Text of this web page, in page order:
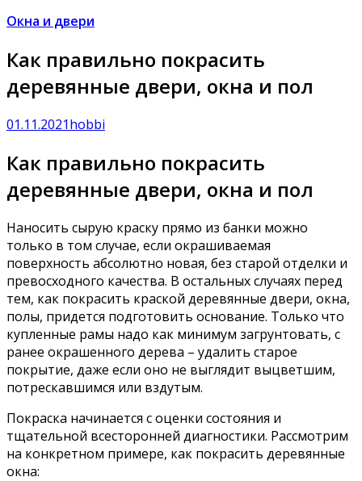
Окна и двери
Как правильно покрасить
деревянные двери, окна и пол
01.11.2021hobbi
Как правильно покрасить
деревянные двери, окна и пол
Наносить сырую краску прямо из банки можно
только в том случае, если окрашиваемая
поверхность абсолютно новая, без старой отделки и
превосходного качества. В остальных случаях перед
тем, как покрасить краской деревянные двери, окна,
полы, придется подготовить основание. Только что
купленные рамы надо как минимум загрунтовать, с
ранее окрашенного дерева – удалить старое
покрытие, даже если оно не выглядит выцветшим,
потрескавшимся или вздутым.
Покраска начинается с оценки состояния и
тщательной всесторонней диагностики. Рассмотрим
на конкретном примере, как покрасить деревянные
окна: